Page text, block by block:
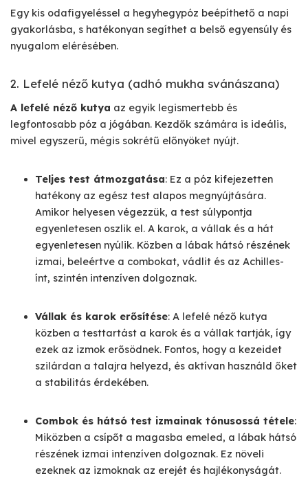
Egy kis odafigyeléssel a hegyhegypóz beépíthető a napi
gyakorlásba, s hatékonyan segíthet a belső egyensúly és
nyugalom elérésében.
2. Lefelé néző kutya (adhó mukha svánászana)
A lefelé néző kutya az egyik legismertebb és
legfontosabb póz a jógában. Kezdők számára is ideális,
mivel egyszerű, mégis sokrétű előnyöket nyújt.
Teljes test átmozgatása: Ez a póz kifejezetten
hatékony az egész test alapos megnyújtására.
Amikor helyesen végezzük, a test súlypontja
egyenletesen oszlik el. A karok, a vállak és a hát
egyenletesen nyúlik. Közben a lábak hátsó részének
izmai, beleértve a combokat, vádlit és az Achilles-
ínt, szintén intenzíven dolgoznak.
Vállak és karok erősítése: A lefelé néző kutya
közben a testtartást a karok és a vállak tartják, így
ezek az izmok erősödnek. Fontos, hogy a kezeidet
szilárdan a talajra helyezd, és aktívan használd őket
a stabilitás érdekében.
Combok és hátsó test izmainak tónusossá tétele:
Miközben a csípőt a magasba emeled, a lábak hátsó
részének izmai intenzíven dolgoznak. Ez növeli
ezeknek az izmoknak az erejét és hajlékonyságát.